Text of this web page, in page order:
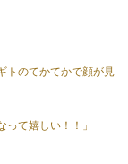
トのてかてかで顔が見
て嬉しい！！」